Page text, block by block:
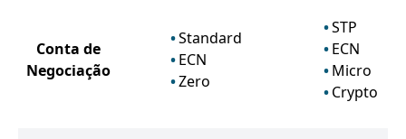
Conta de
Negociação
Standard
ECN
Zero
STP
ECN
Micro
Crypto